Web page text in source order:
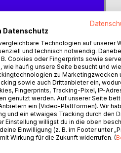
zu fördern und die
ist das Ziel dieses Skripts. Die
im Rahmen des
Jahre hervorgegangen und
soll nur den
Den Gesamtzusammenhang
AUTOR/IN
Datenschutz
Technologien auf unserer
und technisch notwendig.
Cookies oder Fingerprints sowie
wie häufig unsere Seite besucht und
zu Marketingzwecken
sowie auch Drittanbieter ein,
Fingerprints, Tracking-Pixel, IP-
genutzt werden. Auf unserer Seite
ein (Video-Plattformen). Wir
und ein etwaiges Tracking durch den
Einstellung willigst du in die oben
Einwilligung (z. B. im Footer unter
Wirkung für die Zukunft widerrufen. (